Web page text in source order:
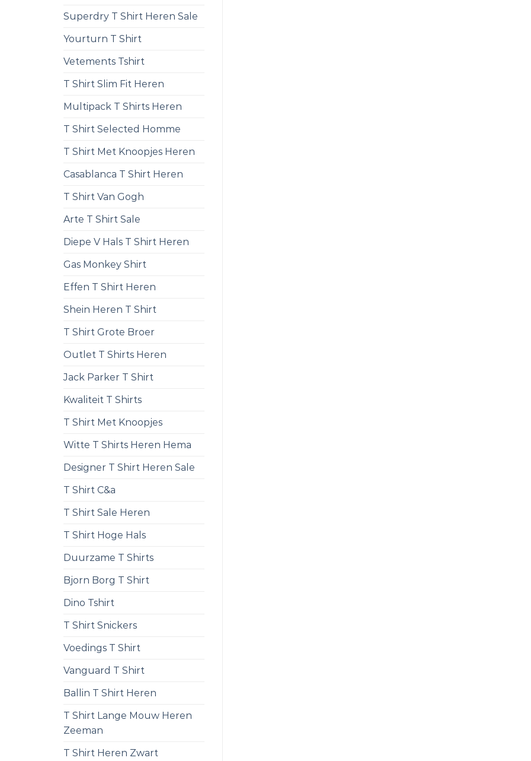
Superdry T Shirt Heren Sale
Yourturn T Shirt
Vetements Tshirt
T Shirt Slim Fit Heren
Multipack T Shirts Heren
T Shirt Selected Homme
T Shirt Met Knoopjes Heren
Casablanca T Shirt Heren
T Shirt Van Gogh
Arte T Shirt Sale
Diepe V Hals T Shirt Heren
Gas Monkey Shirt
Effen T Shirt Heren
Shein Heren T Shirt
T Shirt Grote Broer
Outlet T Shirts Heren
Jack Parker T Shirt
Kwaliteit T Shirts
T Shirt Met Knoopjes
Witte T Shirts Heren Hema
Designer T Shirt Heren Sale
T Shirt C&a
T Shirt Sale Heren
T Shirt Hoge Hals
Duurzame T Shirts
Bjorn Borg T Shirt
Dino Tshirt
T Shirt Snickers
Voedings T Shirt
Vanguard T Shirt
Ballin T Shirt Heren
T Shirt Lange Mouw Heren
Zeeman
T Shirt Heren Zwart